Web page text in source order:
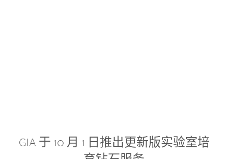
GIA 于 10 月 1 日推出更新版实验室培